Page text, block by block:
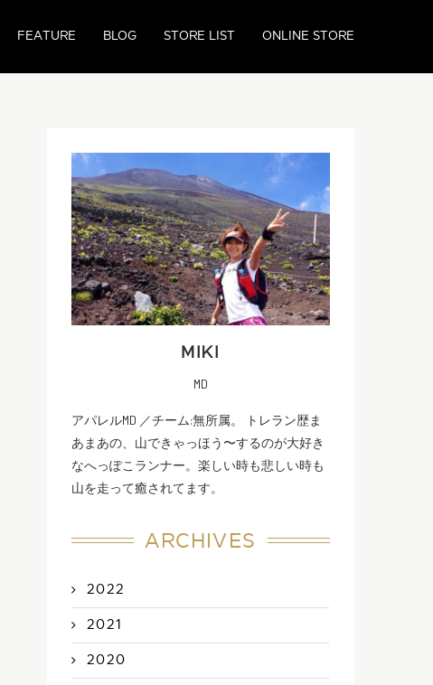
FEATURE BLOG STORE LIST ONLINE STORE
MIKI
MD
アパレルMD ／チーム:無所属。 トレラン歴ま
あまあの、山できゃっほう〜するのが大好き
なへっぽこランナー。楽しい時も悲しい時も
山を走って癒されてます。
ARCHIVES
2022
2021
2020